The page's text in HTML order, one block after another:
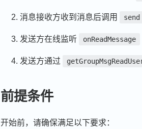
消息接收方收到消息后调用 send
发送方在线监听 onReadMessage
发送方通过
前提条件
开始前，请确保满足以下要求：